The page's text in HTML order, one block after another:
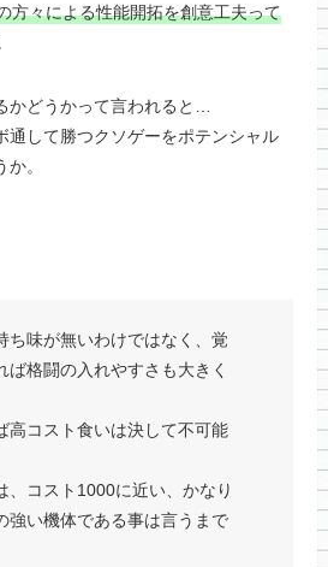
方々による性能開拓を創意工夫って
かどうかって言われると…
通して勝つクソゲーをポテンシャル
。
ち味が無いわけではなく、覚
ば格闘の入れやすさも大きく
高コスト食いは決して不可能
、コスト1000に近い、かなり
強い機体である事は言うまで